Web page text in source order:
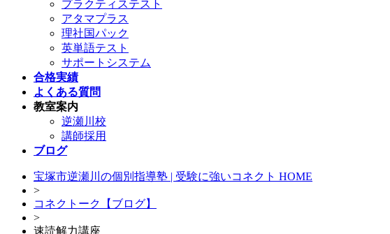
プラクティステスト
アタマプラス
理社国パック
英単語テスト
サポートシステム
合格実績
よくある質問
教室案内
逆瀬川校
講師採用
ブログ
宝塚市逆瀬川の個別指導塾 | 受験に強いコネクト HOME
>
コネクトーク【ブログ】
>
速読解力講座